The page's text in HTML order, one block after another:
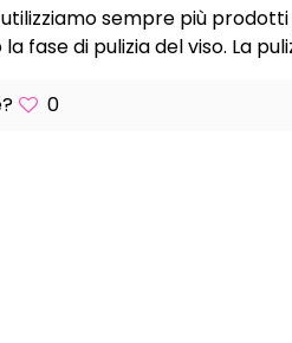
sempre più
fase di pulizia del viso. La
0